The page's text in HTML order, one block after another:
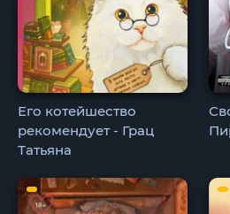
Его котейшество
рекомендует - Грац
Татьяна